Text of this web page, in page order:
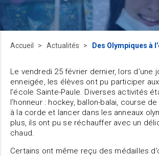
Accueil Actualités Des Olympiques à
Le vendredi 25 février dernier, lors d’une
enneigée, les élèves ont pu participer
l’école Sainte-Paule. Diverses activités
l’honneur : hockey, ballon-balai, course
à la corde et lancer dans les anneaux
plus, ils ont pu se réchauffer avec un
chaud.
Certains ont même reçu des médailles